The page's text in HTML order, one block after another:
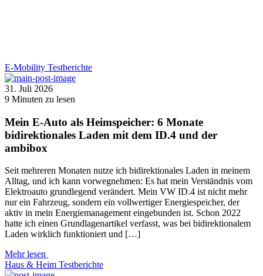
E-Mobility Testberichte
31. Juli 2026
9 Minuten zu lesen
Mein E-Auto als Heimspeicher: 6 Monate
bidirektionales Laden mit dem ID.4 und der
ambibox
Seit mehreren Monaten nutze ich bidirektionales Laden in meinem
Alltag, und ich kann vorwegnehmen: Es hat mein Verständnis vom
Elektroauto grundlegend verändert. Mein VW ID.4 ist nicht mehr
nur ein Fahrzeug, sondern ein vollwertiger Energiespeicher, der
aktiv in mein Energiemanagement eingebunden ist. Schon 2022
hatte ich einen Grundlagenartikel verfasst, was bei bidirektionalem
Laden wirklich funktioniert und […]
Mehr lesen
Haus & Heim Testberichte